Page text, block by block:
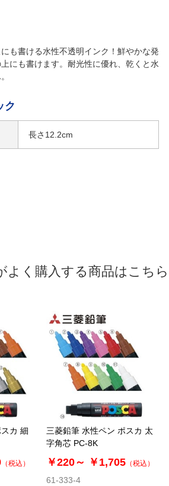
も書ける水性不透明インク！鮮やかな発
にも書けます。耐光性に優れ、乾くと水
ク
長さ12.2cm
よく購入する商品はこちら
カ 細
（税込）
三菱鉛筆 水性ペン ポスカ 太
字角芯 PC-8K
￥220～ ￥1,705 （税込）
61-333-4